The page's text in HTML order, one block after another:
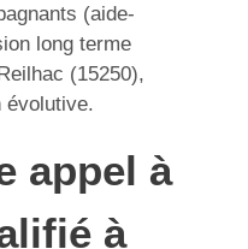
(aide-
long terme
(15250),
évolutive.
appel à
à